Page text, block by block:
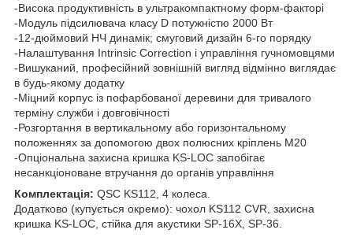
-Висока продуктивність в ультракомпактному форм-факторі
-Модуль підсилювача класу D потужністю 2000 Вт
-12-дюймовий НЧ динамік; смуговий дизайн 6-го порядку
-Налаштування Intrinsic Correction і управління гучномовцями
-Вишуканий, професійний зовнішній вигляд відмінно виглядає
в будь-якому додатку
-Міцний корпус із пофарбованої деревини для тривалого
терміну служби і довговічності
-Розгортання в вертикальному або горизонтальному
положеннях за допомогою двох полюсних кріплень M20
-Опціональна захисна кришка KS-LOC запобігає
несанкціоноване втручання до органів управління
Комплектація: QSC KS112, 4 колеса.
Додатково (купується окремо): чохол KS112 CVR, захисна
кришка KS-LOC, стійка для акустики SP-16X, SP-36.